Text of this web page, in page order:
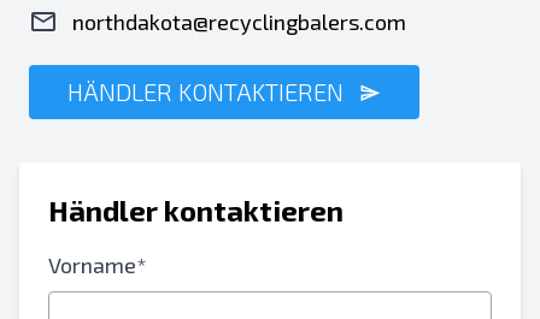
northdakota@recyclingbalers.com
HÄNDLER KONTAKTIEREN
Händler kontaktieren
Vorname*